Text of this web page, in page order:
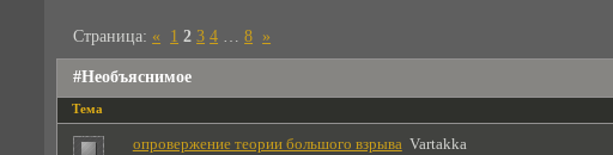
#Необъяснимое
Страница: « 1 2 3 4 … 8 »
Тема
опровержение теории большого взрыва Vartakka